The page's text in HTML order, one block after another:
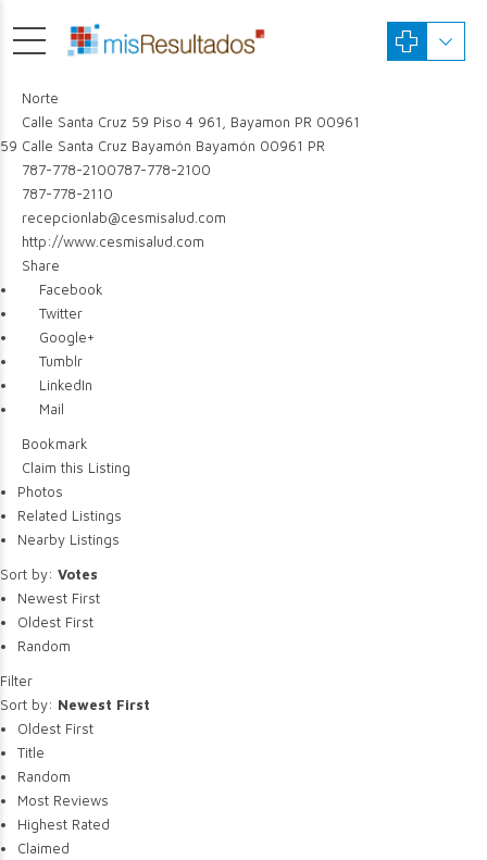
Norte
Calle Santa Cruz 59 Piso 4 961, Bayamon PR 00961
59 Calle Santa Cruz Bayamón Bayamón 00961 PR
787-778-2100787-778-2100
787-778-2110
recepcionlab@cesmisalud.com
http://www.cesmisalud.com
Share
Facebook
Twitter
Google+
Tumblr
LinkedIn
Mail
Bookmark
Claim this Listing
Photos
Related Listings
Nearby Listings
Sort by: Votes
Newest First
Oldest First
Random
Filter
Sort by: Newest First
Oldest First
Title
Random
Most Reviews
Highest Rated
Claimed